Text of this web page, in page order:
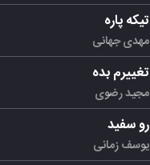
تیکه پاره
مهدی جهانی
تغییرم بده
مجید رضوی
رو سفید
یوسف زمانی